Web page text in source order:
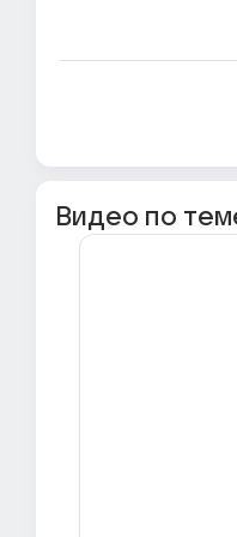
Видео по